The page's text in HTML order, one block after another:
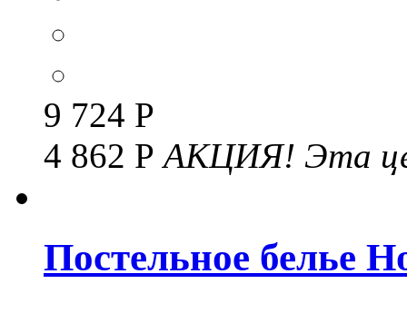
9 724 Р
4 862 РАКЦИЯ! Эта
Постельное белье